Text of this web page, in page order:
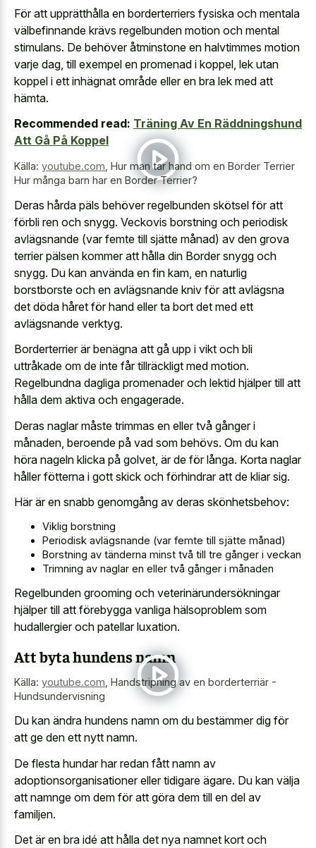
För att upprätthålla en borderterriers fysiska och mentala
välbefinnande krävs regelbunden motion och mental
stimulans. De behöver åtminstone en halvtimmes motion
varje dag, till exempel en promenad i koppel, lek utan
koppel i ett inhägnat område eller en bra lek med att
hämta.
Recommended read: Träning Av En Räddningshund
Att Gå På Koppel
Källa: youtube.com Hur man tar hand om en Border Terrier
Hur många barn har en Border Terrier?
Deras hårda päls behöver regelbunden skötsel för att
förbli ren och snygg. Veckovis borstning och periodisk
avlägsnande (var femte till sjätte månad) av den grova
terrier pälsen kommer att hålla din Border snygg och
snygg. Du kan använda en fin kam, en naturlig
borstborste och en avlägsnande kniv för att avlägsna
det döda håret för hand eller ta bort det med ett
avlägsnande verktyg.
Borderterrier är benägna att gå upp i vikt och bli
uttråkade om de inte får tillräckligt med motion.
Regelbundna dagliga promenader och lektid hjälper till att
hålla dem aktiva och engagerade.
Deras naglar måste trimmas en eller två gånger i
månaden, beroende på vad som behövs. Om du kan
höra nageln klicka på golvet, är de för långa. Korta naglar
håller fötterna i gott skick och förhindrar att de kliar sig.
Här är en snabb genomgång av deras skönhetsbehov:
Viklig borstning
Periodisk avlägsnande (var femte till sjätte månad)
Borstning av tänderna minst två till tre gånger i veckan
Trimning av naglar en eller två gånger i månaden
Regelbunden grooming och veterinärundersökningar
hjälper till att förebygga vanliga hälsoproblem som
hudallergier och patellar luxation.
Att byta hundens namn
Källa: youtube.com Handstripning av en borderterriär -
Hundsundervisning
Du kan ändra hundens namn om du bestämmer dig för
att ge den ett nytt namn.
De flesta hundar har redan fått namn av
adoptionsorganisationer eller tidigare ägare. Du kan välja
att namnge om dem för att göra dem till en del av
familjen.
Det är en bra idé att hålla det nya namnet kort och